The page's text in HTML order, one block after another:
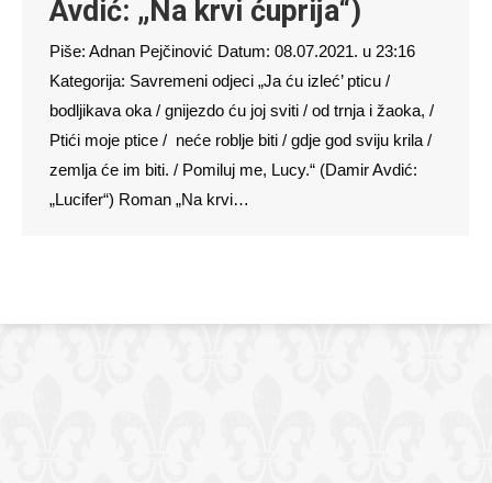
Avdić: „Na krvi ćuprija“)
Piše: Adnan Pejčinović Datum: 08.07.2021. u 23:16
Kategorija: Savremeni odjeci „Ja ću izleć’ pticu /
bodljikava oka / gnijezdo ću joj sviti / od trnja i žaoka, /
Ptići moje ptice / neće roblje biti / gdje god sviju krila /
zemlja će im biti. / Pomiluj me, Lucy.“ (Damir Avdić:
„Lucifer“) Roman „Na krvi…